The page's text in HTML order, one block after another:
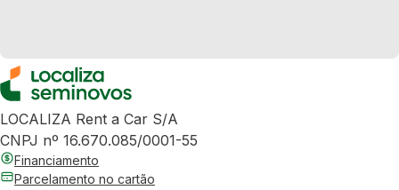
LOCALIZA Rent a Car S/A
CNPJ nº 16.670.085/0001-55
Financiamento
Parcelamento no cartão